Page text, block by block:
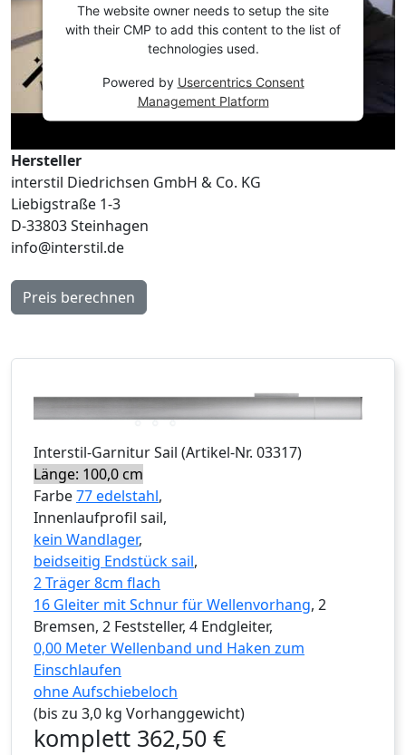
The website owner needs to setup the site
with their CMP to add this content to the list of
technologies used.
Powered by Usercentrics Consent
Management Platform
Hersteller
interstil Diedrichsen GmbH & Co. KG
Liebigstraße 1-3
D-33803 Steinhagen
info@interstil.de
Preis berechnen
Interstil-GarniturSail (Artikel-Nr. 03317)
Länge: 100,0 cm
Farbe77 edelstahl,
Innenlaufprofil sail,
kein Wandlager,
beidseitig Endstück sail,
2 Träger 8cm flach
16 Gleiter mit Schnur für Wellenvorhang, 2
Bremsen, 2 Feststeller, 4 Endgleiter,
0,00 Meter Wellenband und Haken zum
Einschlaufen
ohne Aufschiebeloch
(bis zu 3,0 kg Vorhanggewicht)
komplett 362,50 €